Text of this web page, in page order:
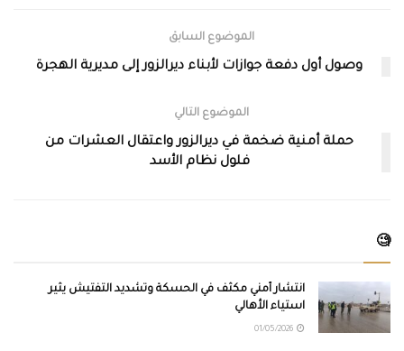
الموضوع السابق
وصول أول دفعة جوازات لأبناء ديرالزور إلى مديرية الهجرة
الموضوع التالي
حملة أمنية ضخمة في ديرالزور واعتقال العشرات من
فلول نظام الأسد
🧐
انتشار أمني مكثف في الحسكة وتشديد التفتيش يثير
استياء الأهالي